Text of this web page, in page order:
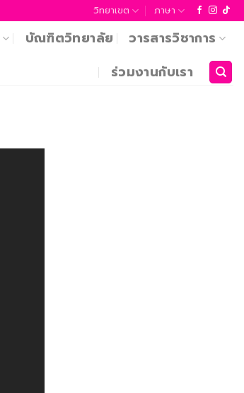
วิทยาเขต ภาษา
บัณฑิตวิทยาลัย
วารสารวิชาการ
ร่วมงานกับเรา